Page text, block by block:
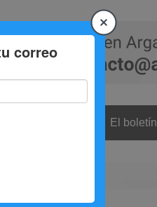
El boletín